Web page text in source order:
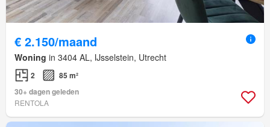
€ 2.150/maand
Woning in 3404 AL, IJsselstein, Utrecht
2
85 m²
30+ dagen geleden
RENTOLA